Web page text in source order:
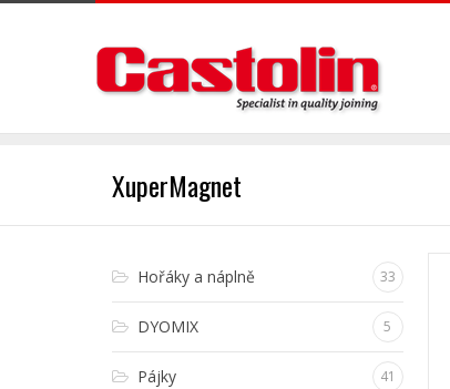
XuperMagnet
Hořáky a náplně 33
DYOMIX 5
Pájky 41